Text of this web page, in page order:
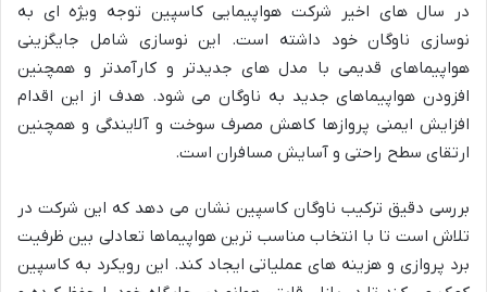
در سال های اخیر شرکت هواپیمایی کاسپین توجه ویژه ای به
نوسازی ناوگان خود داشته است. این نوسازی شامل جایگزینی
هواپیماهای قدیمی با مدل های جدیدتر و کارآمدتر و همچنین
افزودن هواپیماهای جدید به ناوگان می شود. هدف از این اقدام
افزایش ایمنی پروازها کاهش مصرف سوخت و آلایندگی و همچنین
ارتقای سطح راحتی و آسایش مسافران است.
بررسی دقیق ترکیب ناوگان کاسپین نشان می دهد که این شرکت در
تلاش است تا با انتخاب مناسب ترین هواپیماها تعادلی بین ظرفیت
برد پروازی و هزینه های عملیاتی ایجاد کند. این رویکرد به کاسپین